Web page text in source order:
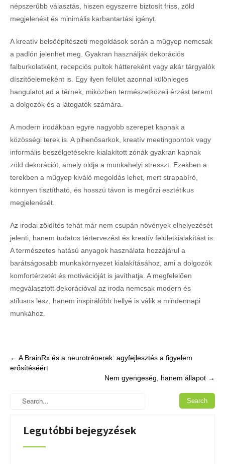
népszerűbb választás, hiszen egyszerre biztosít friss, zöld
megjelenést és minimális karbantartási igényt.
A kreatív belsőépítészeti megoldások során a műgyep nemcsak
a padlón jelenhet meg. Gyakran használják dekorációs
falburkolatként, recepciós pultok háttereként vagy akár tárgyalók
díszítőelemeként is. Egy ilyen felület azonnal különleges
hangulatot ad a térnek, miközben természetközeli érzést teremt
a dolgozók és a látogatók számára.
A modern irodákban egyre nagyobb szerepet kapnak a
közösségi terek is. A pihenősarkok, kreatív meetingpontok vagy
informális beszélgetésekre kialakított zónák gyakran kapnak
zöld dekorációt, amely oldja a munkahelyi stresszt. Ezekben a
terekben a műgyep kiváló megoldás lehet, mert strapabíró,
könnyen tisztítható, és hosszú távon is megőrzi esztétikus
megjelenését.
Az irodai zöldítés tehát már nem csupán növények elhelyezését
jelenti, hanem tudatos tértervezést és kreatív felületkialakítást is.
A természetes hatású anyagok használata hozzájárul a
barátságosabb munkakörnyezet kialakításához, ami a dolgozók
komfortérzetét és motivációját is javíthatja. A megfelelően
megválasztott dekorációval az iroda nemcsak modern és
stílusos lesz, hanem inspirálóbb hellyé is válik a mindennapi
munkához.
Post
navigation
← A BrainRx és a neurotrénerek: agyfejlesztés a figyelem
erősítéséért
Nem gyengeség, hanem állapot →
Legutóbbi bejegyzések